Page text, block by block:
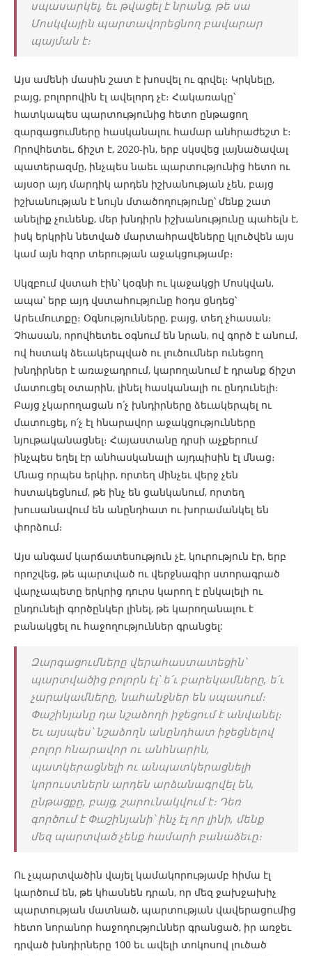
սպասարկել, եւ թվացել է նրանց, թե սա
Մոսկվային պարտավորեցնող բավարար
պայման է։
Այս ամենի մասին շատ է խոսվել ու գրվել։ Կրկնելը,
բայց, բոլորովին էլ ավելորդ չէ։ Հակառակը՝
հատկապես պարտությունից հետո ընթացող
զարգացումները հասկանալու համար անհրաժեշտ է։
Որովհետեւ, ճիշտ է, 2020-ին, երբ սկսվեց լայնածավալ
պատերազմը, ինչպես նաեւ պարտությունից հետո ու
այսօր այդ մարդիկ արդեն իշխանության չեն, բայց
իշխանության է նույն մտածողությունը՝ մենք շատ
անելիք չունենք, մեր խնդիրն իշխանությունը պահելն է,
իսկ երկրին նետված մարտահրավեները կլուծվեն այս
կամ այն հզոր տերության աջակցությամբ։
Սկզբում վստահ էին՝ կօգնի ու կաջակցի Մոսկվան,
ապա՝ երբ այդ վստահությունը հօդս ցնդեց՝
Արեւմուտքը։ Օգնությունները, բայց, տեղ չհասան։
Չհասան, որովհետեւ օգնում են նրան, ով գործ է անում,
ով հստակ ձեւակերպված ու լուծումներ ունեցող
խնդիրներ է առաջադրում, կարողանում է դրանք ճիշտ
մատուցել օտարին, լինել հասկանալի ու ընդունելի։
Բայց չկարողացան ո՛չ խնդիրները ձեւակերպել ու
մատուցել, ո՛չ էլ հնարավոր աջակցությունները
նյութականացնել։ Հայաստանը դրսի աչքերում
ինչպես եղել էր անհասկանալի այդպիսին էլ մնաց։
Մնաց որպես երկիր, որտեղ մինչեւ վերջ չեն
հստակեցնում, թե ինչ են ցանկանում, որտեղ
խուսանավում են անընդհատ ու խորամանկել են
փորձում։
Այս անգամ կարճատեսություն չէ, կուրություն էր, երբ
որոշվեց, թե պարտված ու վերջնագիր ստորագրած
վարչապետը երկրից դուրս կարող է ընկալելի ու
ընդունելի գործընկեր լինել, թե կարողանալու է
բանակցել ու հաջողություններ գրանցել:
Զարգացումները վերահաստատեցին՝
պարտվածից բոլորն էլ՝ ե՛ւ բարեկամները, ե՛ւ
չարակամները, նահանջներ են սպասում։
Փաշինյանը դա նշաձողի իջեցում է անվանել։
Եւ այսպես՝ նշաձողն անընդհատ իջեցնելով
բոլոր հնարավոր ու անհնարին,
պատկերացնելի ու անպատկերացնելի
կորուստներն արդեն արձանագրվել են,
ընթացքը, բայց, շարունակվում է։ Դեռ
գործում է Փաշինյանի՝ ինչ էլ որ լինի, մենք
մեզ պարտված չենք համարի բանաձեւը։
Ու չպարտվածին վայել կամակորությամբ հիմա էլ
կարծում են, թե կհասնեն դրան, որ մեզ ջախջախիչ
պարտության մատնած, պարտության վավերացումից
հետո նորանոր հաջողություններ գրանցած, իր առջեւ
դրված խնդիրները 100 եւ ավելի տոկոսով լուծած